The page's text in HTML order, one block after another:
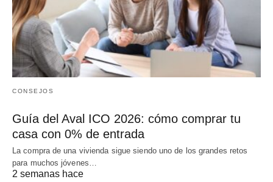
CONSEJOS
Guía del Aval ICO 2026: cómo comprar tu
casa con 0% de entrada
La compra de una vivienda sigue siendo uno de los grandes retos
para muchos jóvenes…
2 semanas hace